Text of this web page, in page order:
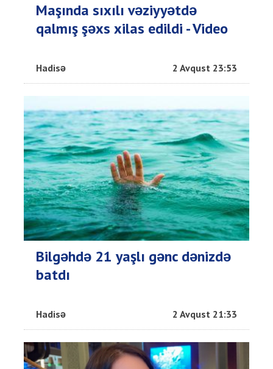
Maşında sıxılı vəziyyətdə
qalmış şəxs xilas edildi - Video
Hadisə 2 Avqust 23:53
Bilgəhdə 21 yaşlı gənc dənizdə
batdı
Hadisə 2 Avqust 21:33